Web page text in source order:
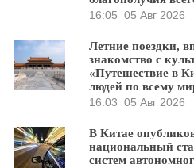
16:05 05 Авг 2026
Летние поездки,
знакомство с
«Путешествие в
людей по всему
16:03 05 Авг 2026
В Китае
национальный
систем